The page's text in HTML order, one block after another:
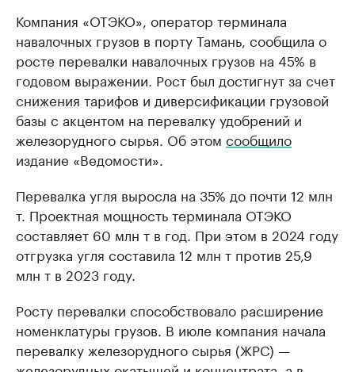
Компания «ОТЭКО», оператор терминала
навалочных грузов в порту Тамань, сообщила о
росте перевалки навалочных грузов на 45% в
годовом выражении. Рост был достигнут за счет
снижения тарифов и диверсификации грузовой
базы с акцентом на перевалку удобрений и
железорудного сырья. Об этом сообщило
издание «Ведомости».
Перевалка угля выросла на 35% до почти 12 млн
т. Проектная мощность терминала ОТЭКО
составляет 60 млн т в год. При этом в 2024 году
отгрузка угля составила 12 млн т против 25,9
млн т в 2023 году.
Росту перевалки способствовало расширение
номенклатуры грузов. В июле компания начала
перевалку железорудного сырья (ЖРС) —